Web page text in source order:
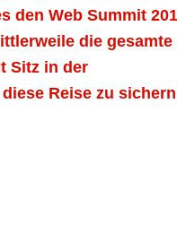
den Web Summit
die gesamte
Sitz in der
Reise zu